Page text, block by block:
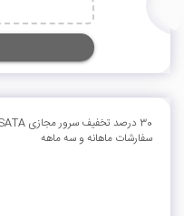
سفارشات ماهانه و سه ماهه